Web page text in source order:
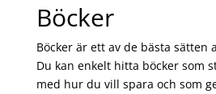
Böcker
Böcker är ett av de bästa sätten
Du kan enkelt hitta böcker som
med hur du vill spara och som